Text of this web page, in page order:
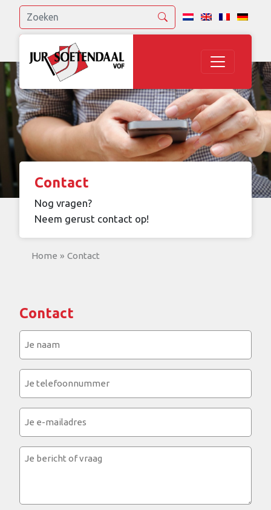
Contact
Nog vragen?
Neem gerust contact op!
Home » Contact
Contact
(Vereist)
(Vereist)
mailadres
Je